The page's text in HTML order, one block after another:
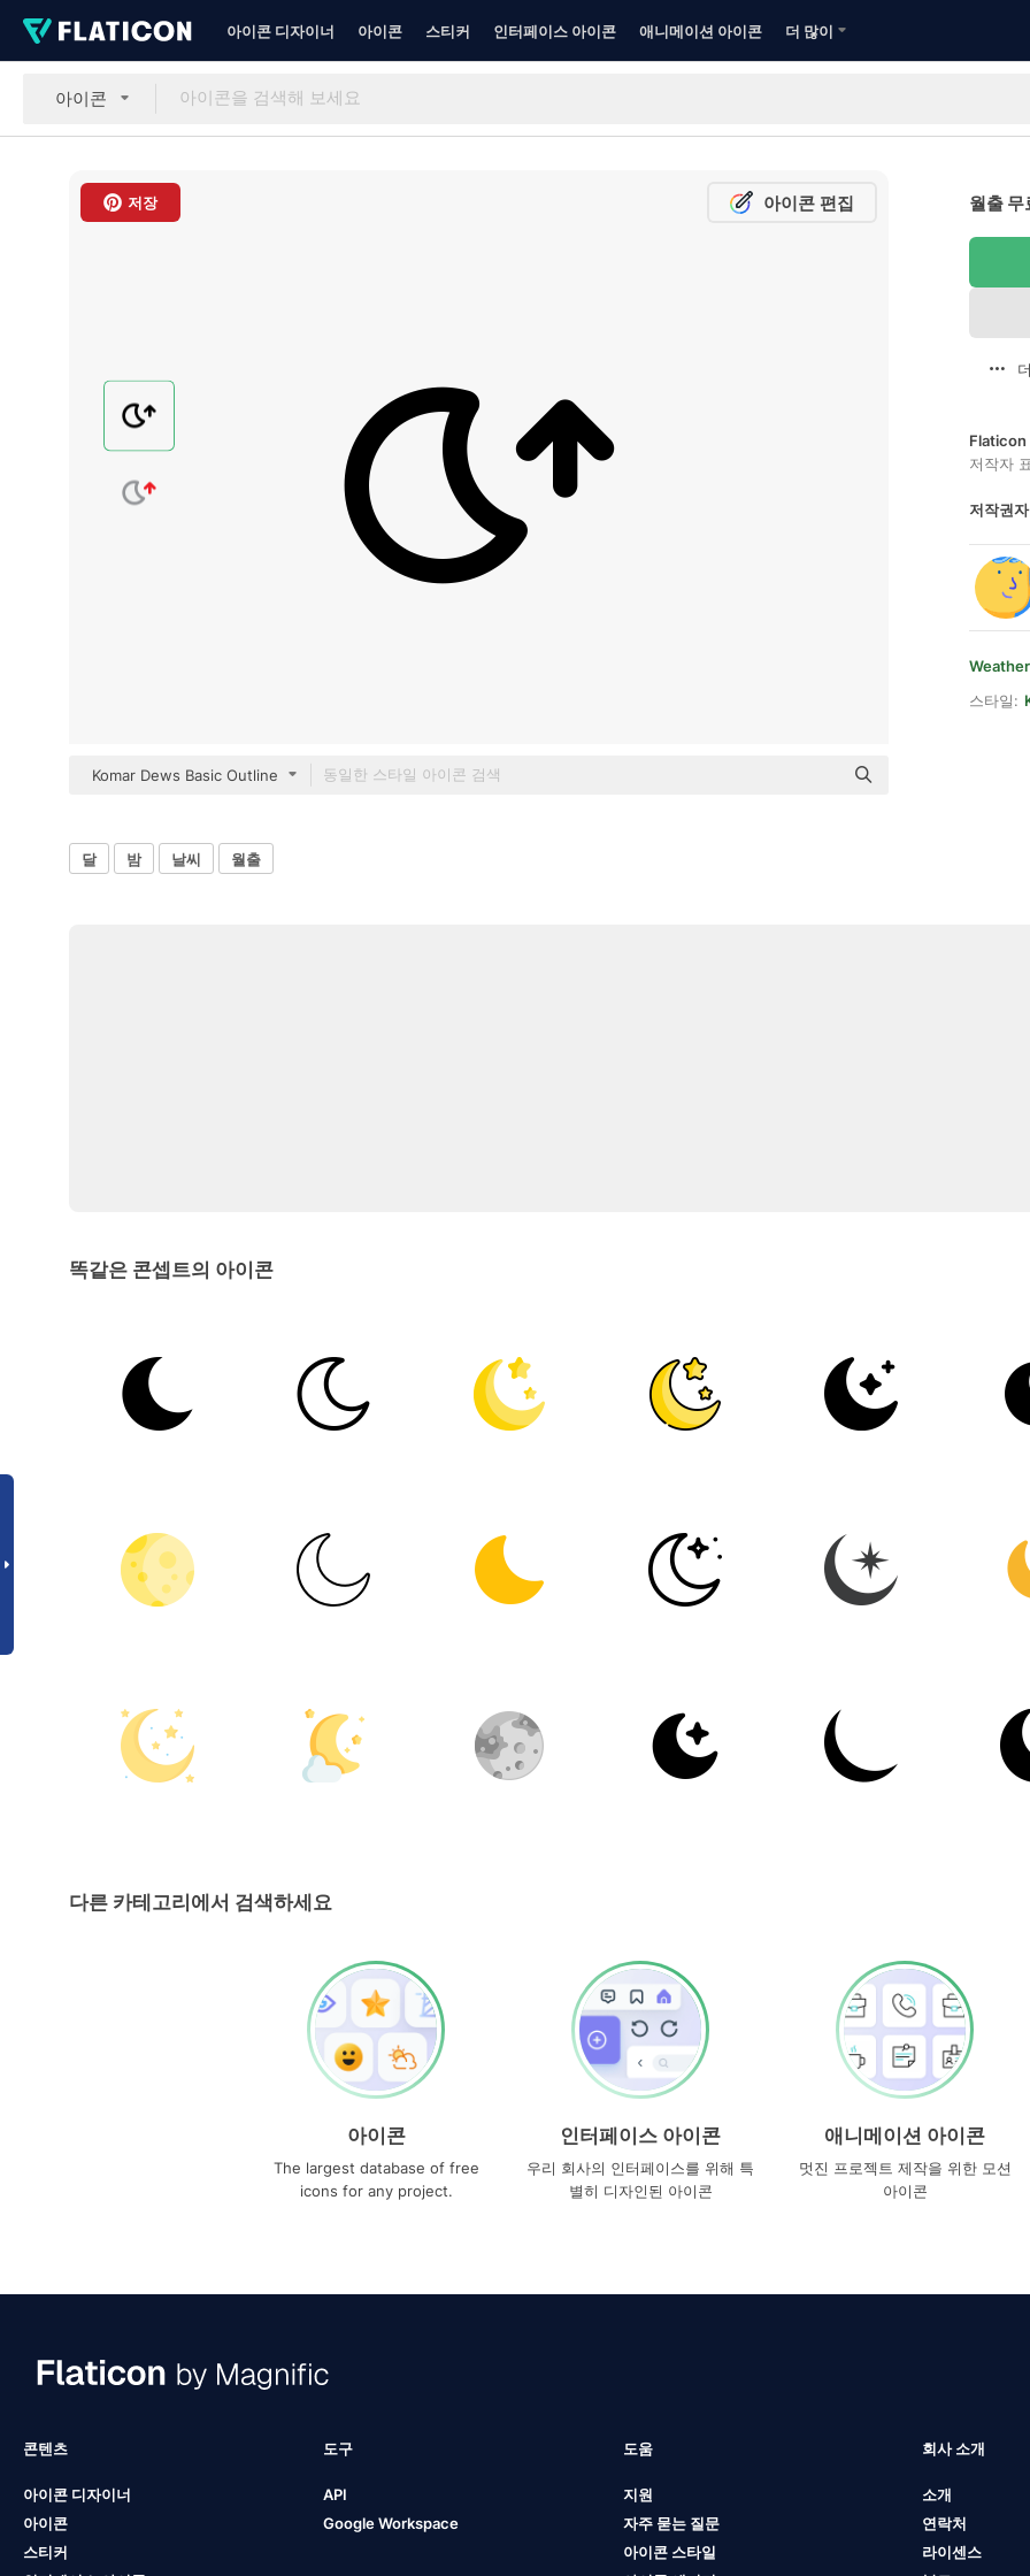
아이콘 디자이너 아이콘 스티커 인터페이스 아이콘 애니메이션 아이콘 더 많이
아이콘
저장 아이콘 편집
Komar Dews Basic Outline
월출 무
Flaticon
저작자
저작권
스타일:
달 밤 날씨 월출
똑같은 콘셉트의 아이콘
다른 카테고리에서 검색하세요
아이콘
The largest database of free
icons for any project.
인터페이스 아이콘
우리 회사의 인터페이스를 위해 특
별히 디자인된 아이콘
애니메이션 아이콘
멋진 프로젝트 제작을 위한 모션
아이콘
콘텐츠
아이콘 디자이너
아이콘
스티커
도구
API
Google Workspace
도움
지원
자주 묻는 질문
아이콘 스타일
회사 소개
소개
연락처
라이센스